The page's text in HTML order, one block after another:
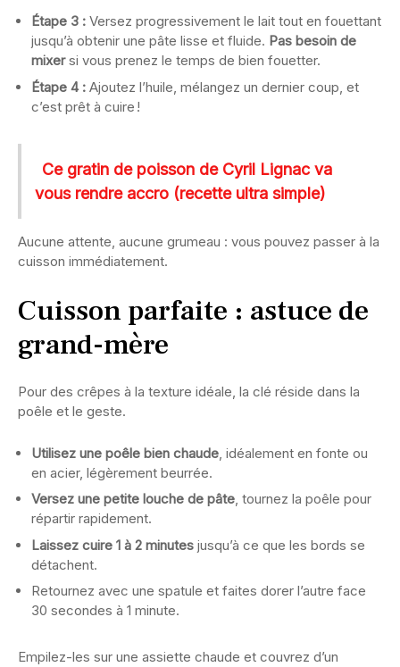
Étape 3 : Versez progressivement le lait tout en fouettant
jusqu’à obtenir une pâte lisse et fluide. Pas besoin de
mixersi vous prenez le temps de bien fouetter.
Étape 4 : Ajoutez l’huile, mélangez un dernier coup, et
c’est prêt à cuire !
Ce gratin de poisson de Cyril Lignac va
vous rendre accro (recette ultra simple)
Aucune attente, aucune grumeau : vous pouvez passer à la
cuisson immédiatement.
Cuisson parfaite : astuce de
grand-mère
Pour des crêpes à la texture idéale, la clé réside dans la
poêle et le geste.
Utilisez une poêle bien chaude , idéalement en fonte ou
en acier, légèrement beurrée.
Versez une petite louche de pâte, tournez la poêle pour
répartir rapidement.
Laissez cuire 1 à 2 minutes jusqu’à ce que les bords se
détachent.
Retournez avec une spatule et faites dorer l’autre face
30 secondes à 1 minute.
Empilez-les sur une assiette chaude et couvrez d’un